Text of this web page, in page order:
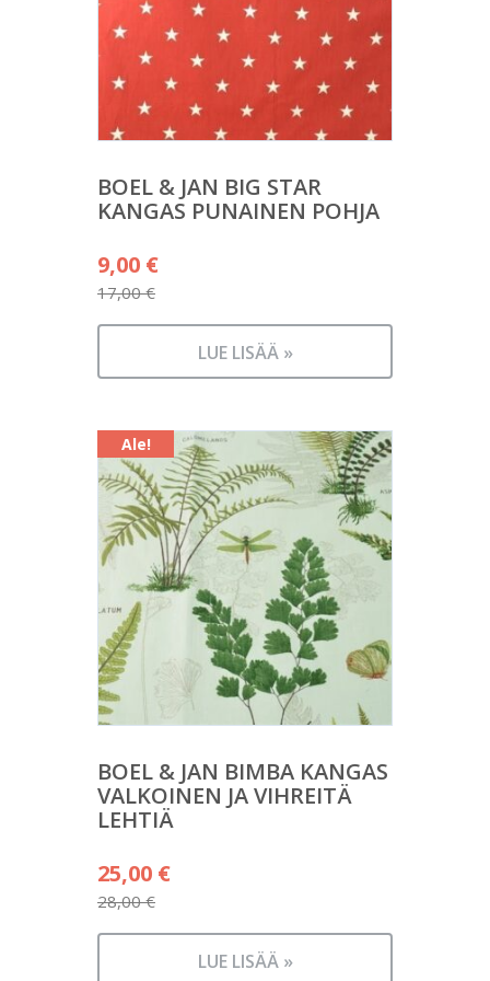
BOEL & JAN BIG STAR
KANGAS PUNAINEN POHJA
17,00€
Alkuperäinen
hinta
oli:
9,00 €
Nykyinen
on:
LUE LISÄÄ »
Ale!
BOEL & JAN BIMBA KANGAS
VALKOINEN JA VIHREITÄ
LEHTIÄ
28,00€
Alkuperäinen
hinta
oli:
25,00 €
Nykyinen
LUE LISÄÄ »